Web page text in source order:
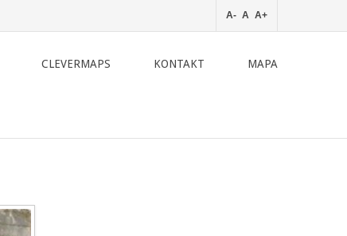
A- A A+
CLEVERMAPS KONTAKT MAPA